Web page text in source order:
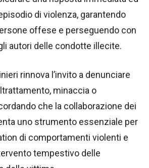
di violenza, garantendo
offese e perseguendo con
autori delle condotte illecite.
rinnova l’invito a denunciare
minaccia o
che la collaborazione dei
uno strumento essenziale per
di comportamenti violenti e
tempestivo delle